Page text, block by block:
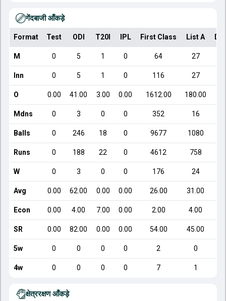
गेंदबाजी आँकड़े
Format Test ODI T20I IPL First Class List A
M 0 5 1 0 64 27
Inn 0 5 1 0 116 27
O 0.00 41.00 3.00 0.00 1612.00 180.00
Mdns 0 3 0 0 352 16
Balls 0 246 18 0 9677 1080
Runs 0 188 22 0 4612 758
W 0 3 0 0 176 24
Avg 0.00 62.00 0.00 0.00 26.00 31.00
Econ 0.00 4.00 7.00 0.00 2.00 4.00
SR 0.00 82.00 0.00 0.00 54.00 45.00
5w 0 0 0 0 2 0
4w 0 0 0 0 7 1
क्षेत्ररक्षण आँकड़े